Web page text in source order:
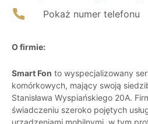
Pokaż numer telefonu
O firmie:
Smart Fon to wyspecjalizowany
komórkowych, mający swoją
Stanisława Wyspiańskiego 20A.
świadczeniu szeroko pojętych
urządzeniami mobilnymi, w tym